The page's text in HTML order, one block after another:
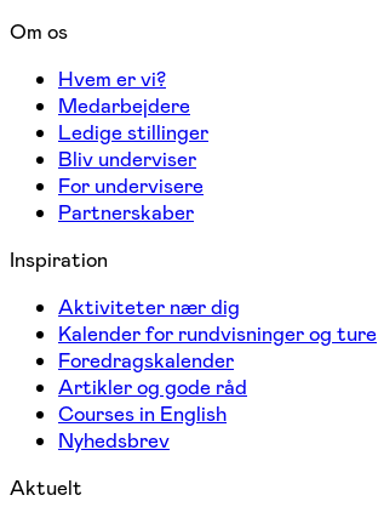
Om os
Hvem er vi?
Medarbejdere
Ledige stillinger
Bliv underviser
For undervisere
Partnerskaber
Inspiration
Aktiviteter nær dig
Kalender for rundvisninger og ture
Foredragskalender
Artikler og gode råd
Courses in English
Nyhedsbrev
Aktuelt